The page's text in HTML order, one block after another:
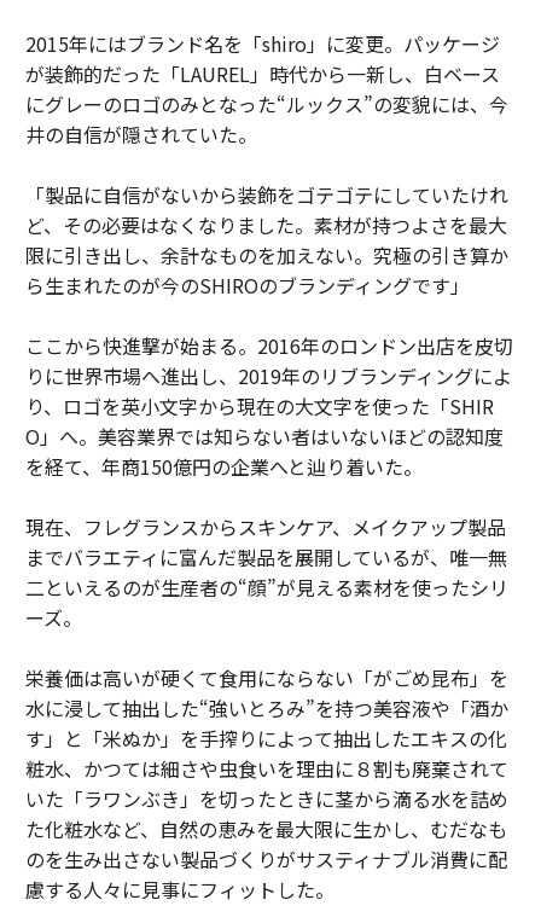
2015年にはブランド名を「shiro」に変更。パッケージ
が装飾的だった「LAUREL」時代から一新し、白ベース
にグレーのロゴのみとなった“ルックス”の変貌には、今
井の自信が隠されていた。
「製品に自信がないから装飾をゴテゴテにしていたけれ
ど、その必要はなくなりました。素材が持つよさを最大
限に引き出し、余計なものを加えない。究極の引き算か
ら生まれたのが今のSHIROのブランディングです」
ここから快進撃が始まる。2016年のロンドン出店を皮切
りに世界市場へ進出し、2019年のリブランディングによ
り、ロゴを英小文字から現在の大文字を使った「SHIR
O」へ。美容業界では知らない者はいないほどの認知度
を経て、年商150億円の企業へと辿り着いた。
現在、フレグランスからスキンケア、メイクアップ製品
までバラエティに富んだ製品を展開しているが、唯一無
二といえるのが生産者の“顔”が見える素材を使ったシリ
ーズ。
栄養価は高いが硬くて食用にならない「がごめ昆布」を
水に浸して抽出した“強いとろみ”を持つ美容液や「酒か
す」と「米ぬか」を手搾りによって抽出したエキスの化
粧水、かつては細さや虫食いを理由に８割も廃棄されて
いた「ラワンぶき」を切ったときに茎から滴る水を詰め
た化粧水など、自然の恵みを最大限に生かし、むだなも
のを生み出さない製品づくりがサスティナブル消費に配
慮する人々に見事にフィットした。